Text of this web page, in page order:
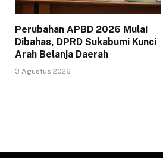
Perubahan APBD 2026 Mulai
Dibahas, DPRD Sukabumi Kunci
Arah Belanja Daerah
3 Agustus 2026